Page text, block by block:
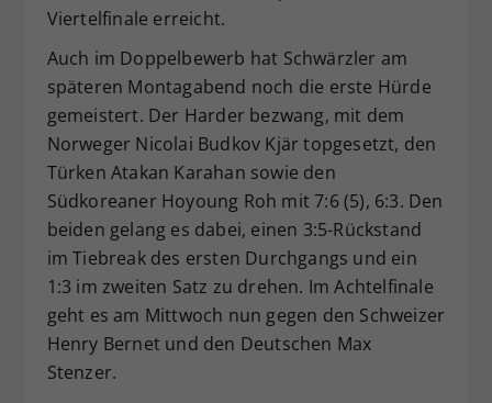
Viertelfinale erreicht.
Auch im Doppelbewerb hat Schwärzler am
späteren Montagabend noch die erste Hürde
gemeistert. Der Harder bezwang, mit dem
Norweger Nicolai Budkov Kjär topgesetzt, den
Türken Atakan Karahan sowie den
Südkoreaner Hoyoung Roh mit 7:6 (5), 6:3. Den
beiden gelang es dabei, einen 3:5-Rückstand
im Tiebreak des ersten Durchgangs und ein
1:3 im zweiten Satz zu drehen. Im Achtelfinale
geht es am Mittwoch nun gegen den Schweizer
Henry Bernet und den Deutschen Max
Stenzer.